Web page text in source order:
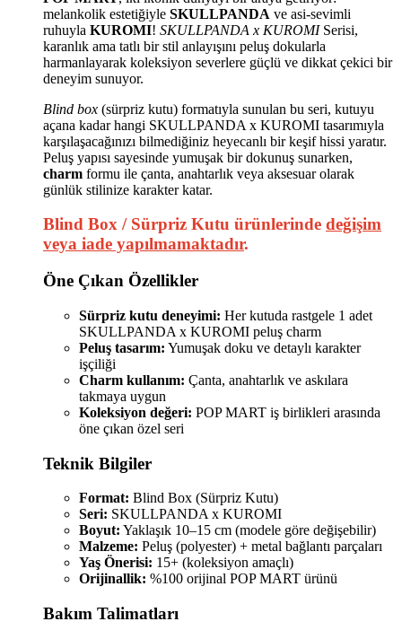
melankolik estetiğiyle SKULLPANDA ve asi-sevimli
ruhuyla KUROMI! SKULLPANDA x KUROMISerisi,
karanlık ama tatlı bir stil anlayışını peluş dokularla
harmanlayarak koleksiyon severlere güçlü ve dikkat çekici bir
deneyim sunuyor.
Blind box (sürpriz kutu) formatıyla sunulan bu seri, kutuyu
açana kadar hangi SKULLPANDA x KUROMI tasarımıyla
karşılaşacağınızı bilmediğiniz heyecanlı bir keşif hissi yaratır.
Peluş yapısı sayesinde yumuşak bir dokunuş sunarken,
charm formu ile çanta, anahtarlık veya aksesuar olarak
günlük stilinize karakter katar.
Blind Box / Sürpriz Kutu ürünlerinde değişim
veya iade yapılmamaktadır.
Öne Çıkan Özellikler
Sürpriz kutu deneyimi: Her kutuda rastgele 1 adet
SKULLPANDA x KUROMI peluş charm
Peluş tasarım: Yumuşak doku ve detaylı karakter
işçiliği
Charm kullanım: Çanta, anahtarlık ve askılara
takmaya uygun
Koleksiyon değeri: POP MART iş birlikleri arasında
öne çıkan özel seri
Teknik Bilgiler
Format: Blind Box (Sürpriz Kutu)
Seri: SKULLPANDA x KUROMI
Boyut: Yaklaşık 10–15 cm (modele göre değişebilir)
Malzeme: Peluş (polyester) + metal bağlantı parçaları
Yaş Önerisi: 15+ (koleksiyon amaçlı)
Orijinallik: %100 orijinal POP MART ürünü
Bakım Talimatları